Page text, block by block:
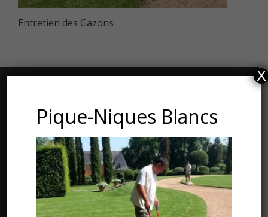
Entretien des Gazons
Les Jardins du Manoir d’Eyrignac
24590 Salignac-Eyvigues
Dordogne – Périgord
Téléphone : 05.53.28.99.71
Pique-Niques Blancs
X